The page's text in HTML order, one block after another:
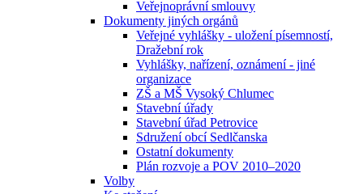
Veřejnoprávní smlouvy
Dokumenty jiných orgánů
Veřejné vyhlášky - uložení písemností,
Dražební rok
Vyhlášky, nařízení, oznámení - jiné
organizace
ZŠ a MŠ Vysoký Chlumec
Stavební úřady
Stavební úřad Petrovice
Sdružení obcí Sedlčanska
Ostatní dokumenty
Plán rozvoje a POV 2010–2020
Volby